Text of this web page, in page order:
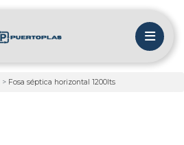
Fosa séptica horizontal 1200lts